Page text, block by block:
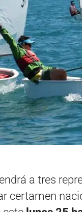
a tres
certamen